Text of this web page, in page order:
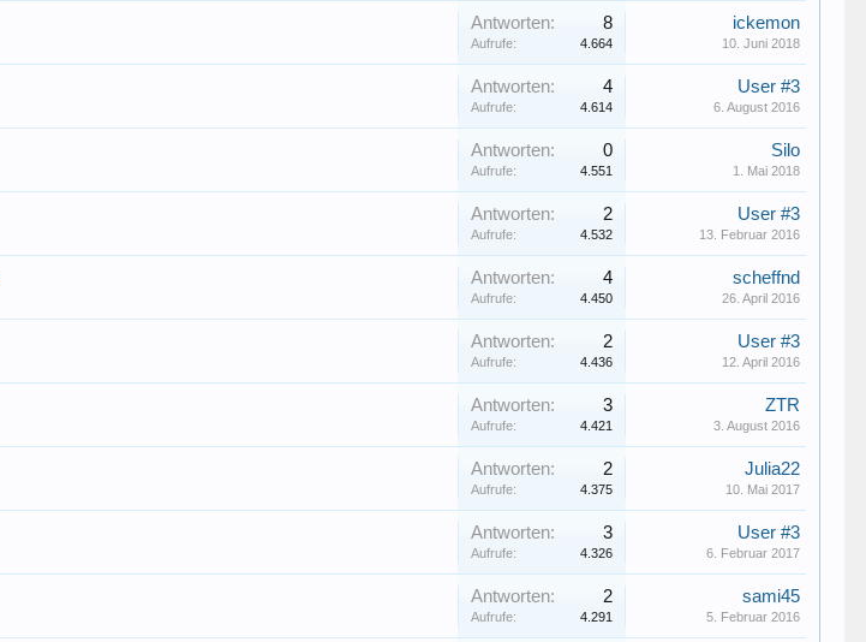
Antworten: 8
Aufrufe: 4.664
ickemon
10. Juni 2018
Antworten: 4
Aufrufe: 4.614
User #3
6. August 2016
Antworten: 0
Aufrufe: 4.551
Silo
1. Mai 2018
Antworten: 2
Aufrufe: 4.532
User #3
13. Februar 2016
Antworten: 4
Aufrufe: 4.450
scheffnd
26. April 2016
Antworten: 2
Aufrufe: 4.436
User #3
12. April 2016
Antworten: 3
Aufrufe: 4.421
ZTR
3. August 2016
Antworten: 2
Aufrufe: 4.375
Julia22
10. Mai 2017
Antworten: 3
Aufrufe: 4.326
User #3
6. Februar 2017
Antworten: 2
Aufrufe: 4.291
sami45
5. Februar 2016